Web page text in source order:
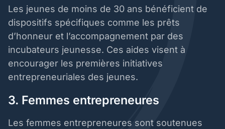
Les jeunes de moins de 30 ans bénéficient de
dispositifs spécifiques comme les prêts
d’honneur et l’accompagnement par des
incubateurs jeunesse. Ces aides visent à
encourager les premières initiatives
entrepreneuriales des jeunes.
3. Femmes entrepreneures
Les femmes entrepreneures sont soutenues